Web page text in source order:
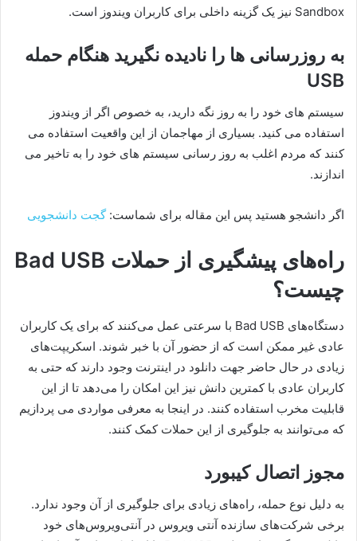
Sandbox نیز یک گزینه داخلی برای کاربران ویندوز است.
به روزرسانی ها را نادیده نگیرید هنگام حمله
USB
سیستم های خود را به روز نگه دارید، به خصوص اگر از ویندوز
استفاده می کنید. بسیاری از مهاجمان از این واقعیت استفاده می
کنند که مردم اغلب به روز رسانی سیستم های خود را به تاخیر می
اندازند.
اگر دانشجو هستید پس این مقاله برای شماست:گجت دانشجویی
راه‌های پیشگیری از حملات Bad USB
چیست؟
دستگاه‌های Bad USB با سرعتی عمل می‌کنند که برای یک کاربران
عادی غیر ممکن است که از حضور آن با خبر شوند. اسکریپت‌های
زیادی در حال حاضر جهت دانلود در اینترنت وجود دارند که حتی به
کاربران عادی با کمترین دانش نیز این امکان را می‌دهد تا از این
قابلیت مخرب استفاده کنند. در اینجا به معرفی مواردی می پردازیم
که می‌توانند به جلوگیری از این حملات کمک کنند.
مجوز اتصال کیبورد
به دلیل نوع حمله، راه‌های زیادی برای جلوگیری از آن وجود ندارد.
برخی شرکت‌های سازنده آنتی ویروس در آنتی‌ویروس‌های خود